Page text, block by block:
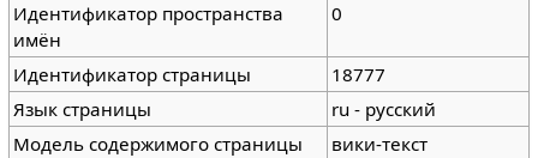
Идентификатор пространства
имён
0
Идентификатор страницы
18777
Язык страницы
ru - русский
Модель содержимого страницы
вики-текст